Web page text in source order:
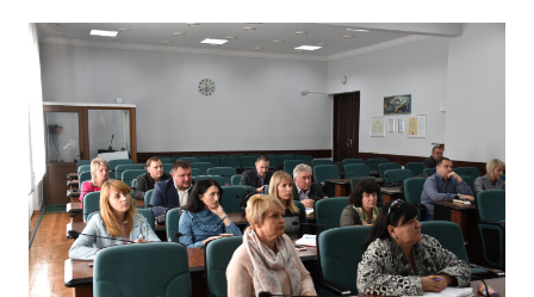
Публічна інформація
Прозорість влади
Документи